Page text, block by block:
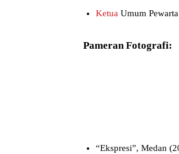
Ketua Umum
Pameran Fotografi:
“Ekspresi”, Medan